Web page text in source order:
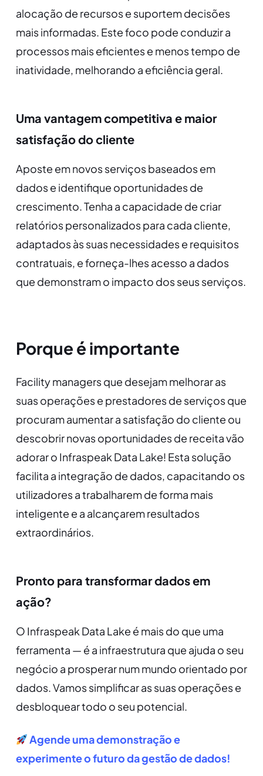
alocação de recursos e suportem decisões
mais informadas. Este foco pode conduzir a
processos mais eficientes e menos tempo de
inatividade, melhorando a eficiência geral.
Uma vantagem competitiva e maior
satisfação do cliente
Aposte em novos serviços baseados em
dados e identifique oportunidades de
crescimento. Tenha a capacidade de criar
relatórios personalizados para cada cliente,
adaptados às suas necessidades e requisitos
contratuais, e forneça-lhes acesso a dados
que demonstram o impacto dos seus serviços.
Porque é importante
Facility managers que desejam melhorar as
suas operações e prestadores de serviços que
procuram aumentar a satisfação do cliente ou
descobrir novas oportunidades de receita vão
adorar o Infraspeak Data Lake! Esta solução
facilita a integração de dados, capacitando os
utilizadores a trabalharem de forma mais
inteligente e a alcançarem resultados
extraordinários.
Pronto para transformar dados em
ação?
O Infraspeak Data Lake é mais do que uma
ferramenta — é a infraestrutura que ajuda o seu
negócio a prosperar num mundo orientado por
dados. Vamos simplificar as suas operações e
desbloquear todo o seu potencial.
Agende uma demonstração e
experimente o futuro da gestão de dados!